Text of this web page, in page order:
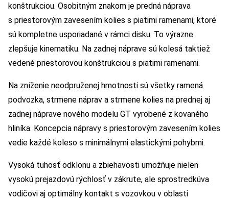
konštrukciou. Osobitným znakom je predná náprava
s priestorovým zavesením kolies s piatimi ramenami, ktoré
sú kompletne usporiadané v rámci disku. To výrazne
zlepšuje kinematiku. Na zadnej náprave sú kolesá taktiež
vedené priestorovou konštrukciou s piatimi ramenami.
Na zníženie neodpruženej hmotnosti sú všetky ramená
podvozka, strmene náprav a strmene kolies na prednej aj
zadnej náprave nového modelu GT vyrobené z kovaného
hliníka. Koncepcia nápravy s priestorovým zavesením kolies
vedie každé koleso s minimálnymi elastickými pohybmi.
Vysoká tuhosť odklonu a zbiehavosti umožňuje nielen
vysokú prejazdovú rýchlosť v zákrute, ale sprostredkúva
vodičovi aj optimálny kontakt s vozovkou v oblasti